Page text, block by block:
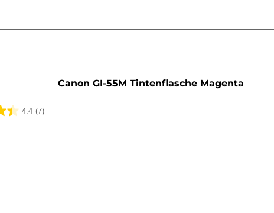
Canon GI-55M Tintenflasche Magenta
4.4 (7)